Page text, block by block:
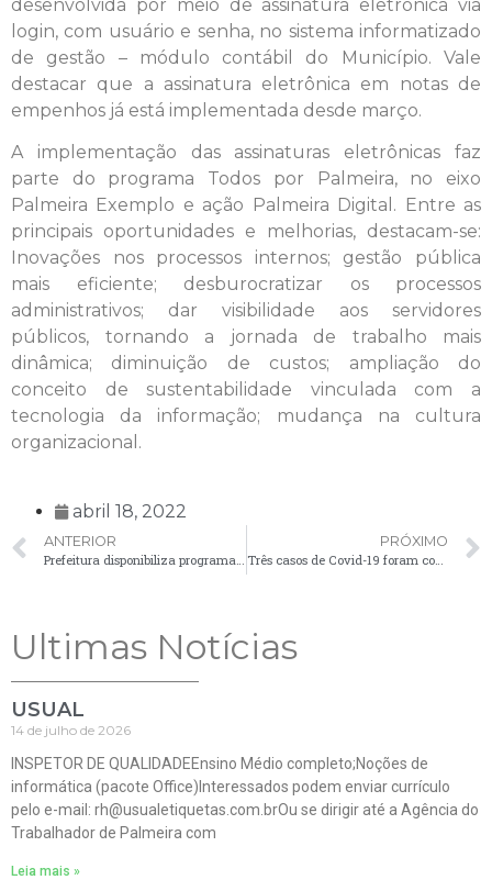
desenvolvida por meio de assinatura eletrônica via
login, com usuário e senha, no sistema informatizado
de gestão – módulo contábil do Município. Vale
destacar que a assinatura eletrônica em notas de
empenhos já está implementada desde março.
A implementação das assinaturas eletrônicas faz
parte do programa Todos por Palmeira, no eixo
Palmeira Exemplo e ação Palmeira Digital. Entre as
principais oportunidades e melhorias, destacam-se:
Inovações nos processos internos; gestão pública
mais eficiente; desburocratizar os processos
administrativos; dar visibilidade aos servidores
públicos, tornando a jornada de trabalho mais
dinâmica; diminuição de custos; ampliação do
conceito de sustentabilidade vinculada com a
tecnologia da informação; mudança na cultura
organizacional.
abril 18, 2022
ANTERIOR
PRÓXIMO
Três casos de Covid-19 foram confirmados nesta terça-feira (19)
Ultimas Notícias
USUAL
14 de julho de 2026
INSPETOR DE QUALIDADEEnsino Médio completo;Noções de
informática (pacote Office)Interessados podem enviar currículo
pelo e-mail: rh@usualetiquetas.com.brOu se dirigir até a Agência do
Trabalhador de Palmeira com
Leia mais »